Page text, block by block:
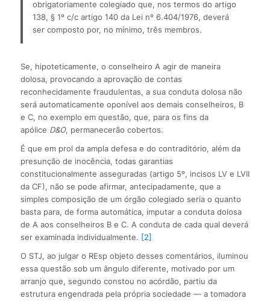
obrigatoriamente colegiado que, nos termos do artigo
138, § 1º c/c artigo 140 da Lei nº 6.404/1976, deverá
ser composto por, no mínimo, três membros.
Se, hipoteticamente, o conselheiro A agir de maneira
dolosa, provocando a aprovação de contas
reconhecidamente fraudulentas, a sua conduta dolosa não
será automaticamente oponível aos demais conselheiros, B
e C, no exemplo em questão, que, para os fins da
apólice D&O, permanecerão cobertos.
É que em prol da ampla defesa e do contraditório, além da
presunção de inocência, todas garantias
constitucionalmente asseguradas (artigo 5º, incisos LV e LVII
da CF), não se pode afirmar, antecipadamente, que a
simples composição de um órgão colegiado seria o quanto
basta para, de forma automática, imputar a conduta dolosa
de A aos conselheiros B e C. A conduta de cada qual deverá
ser examinada individualmente. [2]
O STJ, ao julgar o REsp objeto desses comentários, iluminou
essa questão sob um ângulo diferente, motivado por um
arranjo que, segundo constou no acórdão, partiu da
estrutura engendrada pela própria sociedade — a tomadora